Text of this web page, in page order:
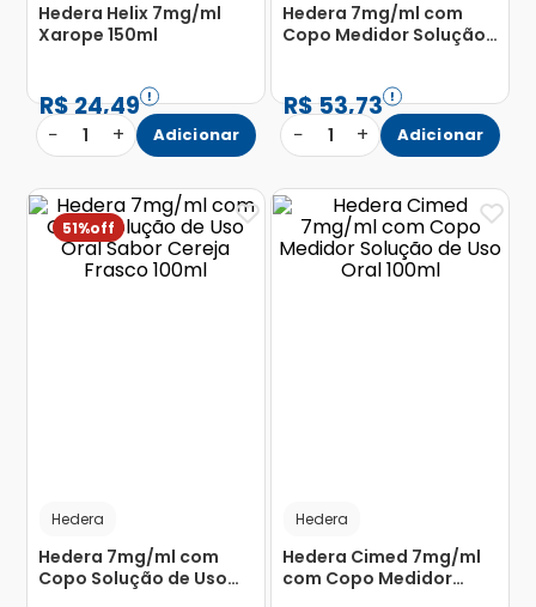
Hedera Helix 7mg/ml
Xarope 150ml
R$24,49
− 1 + Adicionar
Hedera 7mg/ml com
Copo Medidor Solução
R$53,73
− 1 + Adicionar
51%
Hedera
Hedera 7mg/ml com
Copo Solução de Uso
Hedera
Hedera Cimed 7mg/ml
com Copo Medidor